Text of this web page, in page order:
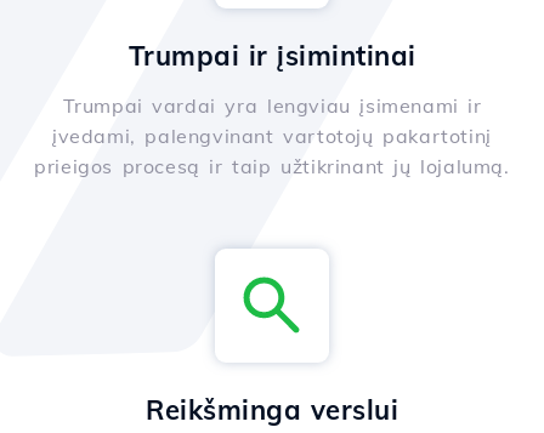
Trumpai ir įsimintinai
Trumpai vardai yra lengviau įsimenami ir
įvedami, palengvinant vartotojų pakartotinį
prieigos procesą ir taip užtikrinant jų lojalumą.
Reikšminga verslui